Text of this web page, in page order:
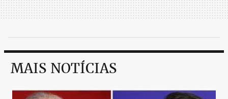
MAIS NOTÍCIAS